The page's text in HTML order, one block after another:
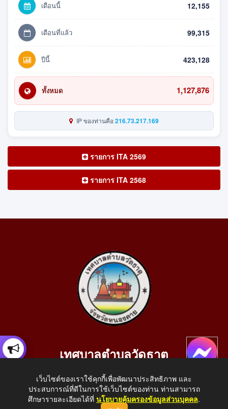
เดือนนี้ 12,155
เดือนที่แล้ว 99,315
ปีนี้ 423,128
ทั้งหมด 1,127,876
IP ของท่านคือ216.73.217.169
รายการ ITA 2569
รายการ ITA 2568
เทศบาลตำบลวัดธาตุ
อ.เมือง จ.หนองคาย 43000
โทรศัพท์: 042-414758 โทรสาร: 042-414759
เว็บไซต์ของเราใช้คุกกี้เพื่อพัฒนาประสิทธิภาพ และ
ประสบการณ์ที่ดีในการใช้เว็บไซต์ของท่าน ท่านสามารถ
ศึกษารายละเอียดได้ที่ นโยบายคุ้มครองข้อมูลส่วนบุคคล.